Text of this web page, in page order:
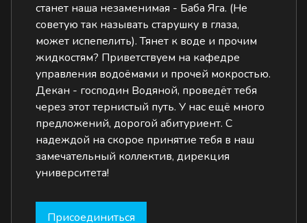
станет наша незаменимая - Баба Яга. (Не
советую так называть старушку в глаза,
может испепелить). Тянет к воде и прочим
жидкостям? Приветствуем на кафедре
управления водоёмами и прочей мокростью.
Декан - господин Водяной, проведёт тебя
через этот тернистый путь. У нас ещё много
предложений, дорогой абитуриент. С
надеждой на скорое принятие тебя в наш
замечательный коллектив, дирекция
университета!
Присоединиться